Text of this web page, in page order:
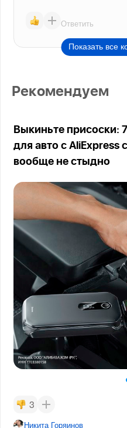
Ответить
Показать все
Рекомендуем
Выкиньте присоски:
для авто с AliExpress
вообще не стыдно
3
Никита Горяинов